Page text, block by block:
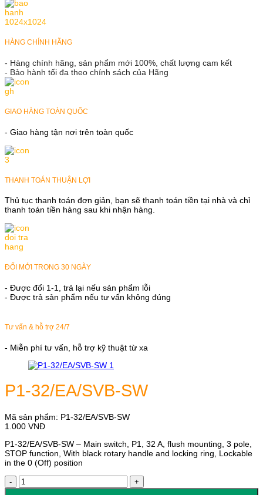
HÀNG CHÍNH HÃNG
- Hàng chính hãng, sản phẩm mới 100%, chất lượng cam kết
- Bảo hành tối đa theo chính sách của Hãng
GIAO HÀNG TOÀN QUỐC
- Giao hàng tận nơi trên toàn quốc
THANH TOÁN THUẬN LỢI
Thủ tục thanh toán đơn giản, bạn sẽ thanh toán tiền tại nhà và chỉ
thanh toán tiền hàng sau khi nhận hàng.
ĐỔI MỚI TRONG 30 NGÀY
- Được đổi 1-1, trả lại nếu sản phẩm lỗi
- Được trả sản phẩm nếu tư vấn không đúng
Tư vấn & hỗ trợ 24/7
- Miễn phí tư vấn, hỗ trợ kỹ thuật từ xa
P1-32/EA/SVB-SW
Mã sản phẩm: P1-32/EA/SVB-SW
1.000 VNĐ
P1-32/EA/SVB-SW – Main switch, P1, 32 A, flush mounting, 3 pole,
STOP function, With black rotary handle and locking ring, Lockable
in the 0 (Off) position
P1-
32/EA/SVB-